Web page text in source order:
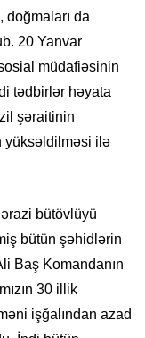
doğmaları da
20 Yanvar
müdafiəsinin
tədbirlər həyata
şəraitinin
yüksəldilməsi ilə
bütövlüyü
bütün şəhidlərin
Baş Komandanın
30 illik
işğalından azad